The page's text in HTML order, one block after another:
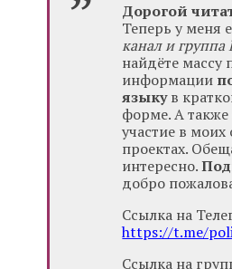
Дорогой
Теперь у меня
канал и группа
найдёте массу
информации
языкув
форме. А
участие в моих
проектах.
интересно.
добро
Ссылка на
https://t.me/
Ссылка на